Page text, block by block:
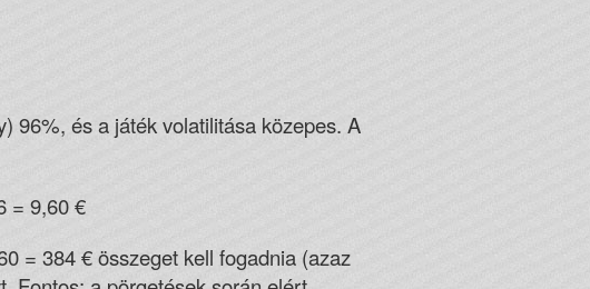
96%, és a játék volatilitása közepes. A
= 9,60 €
= 384 € összeget kell fogadnia (azaz